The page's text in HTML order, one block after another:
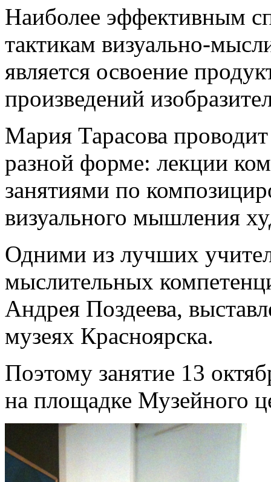
Наиболее эффективным
тактикам визуально-
является освоение
произведений
Мария Тарасова
разной форме: лекции
занятиями по
визуального мышления
Одними из лучших
мыслительных
Андрея Поздеева,
музеях Красноярска.
Поэтому занятие 13
на площадке Музейного